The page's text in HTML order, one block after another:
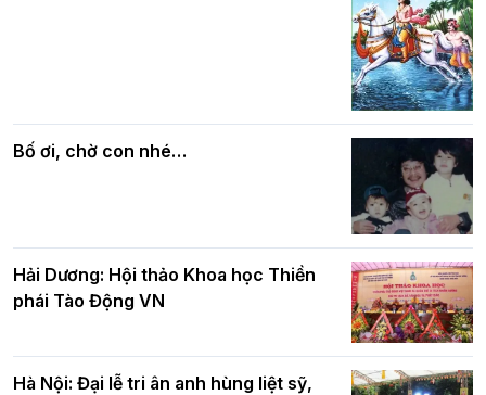
nhân mùa Phật đản PL.2570
Phật giáo chính tín Phần 7: Luật nhân
quả
Bố ơi, chờ con nhé…
Hải Dương: Hội thảo Khoa học Thiền
phái Tào Động VN
Hà Nội: Đại lễ tri ân anh hùng liệt sỹ,